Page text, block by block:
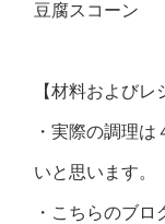
豆腐スコーン
【材料およびレ
・実際の調理
いと思います。
・こちらのブ